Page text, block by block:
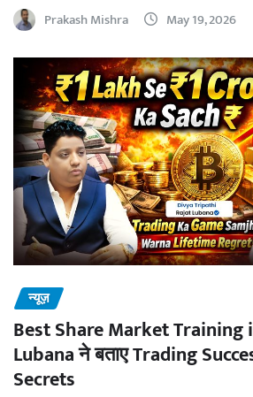
Prakash Mishra May 19, 2026
न्यूज़
Best Share Market Training
Lubana ने बताए Trading
Secrets